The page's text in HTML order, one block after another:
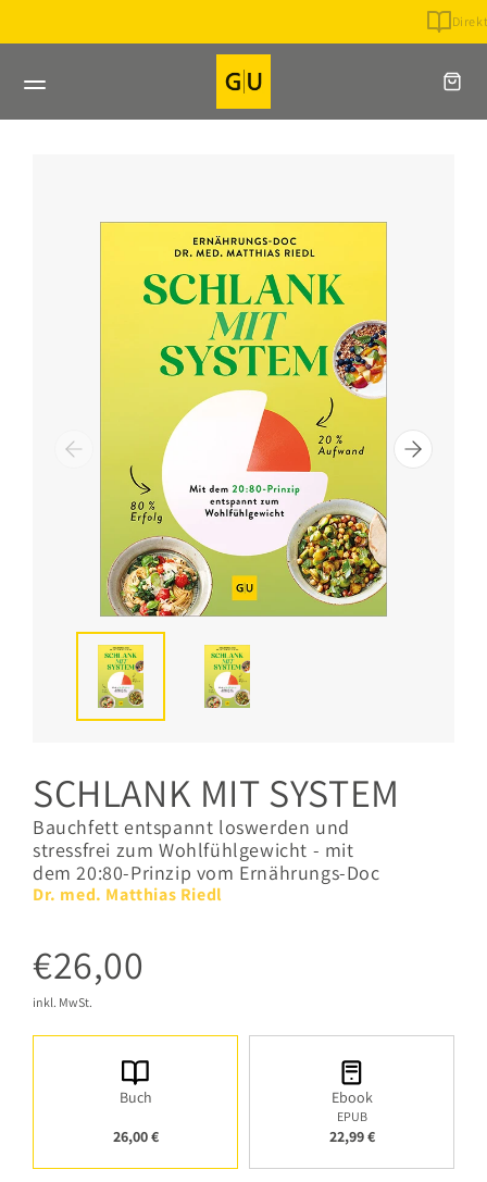
Inhalt
SCHLANK MIT SYSTEM
Bauchfett entspannt loswerden und
stressfrei zum Wohlfühlgewicht - mit
dem 20:80-Prinzip vom Ernährungs-Doc
Dr. med. Matthias Riedl
€26,00
inkl. MwSt.
Buch
26,00 €
Ebook
EPUB
22,99 €